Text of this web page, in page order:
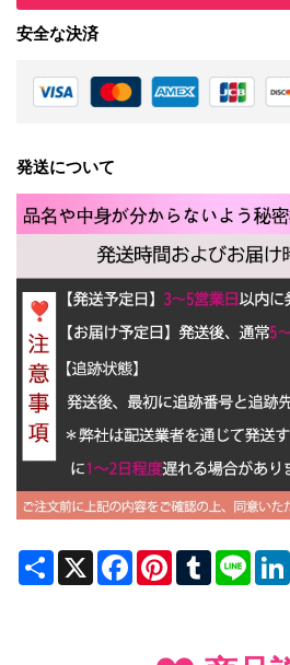
安全な決済
発送について
Share X FacebookPinterestTumblrLine